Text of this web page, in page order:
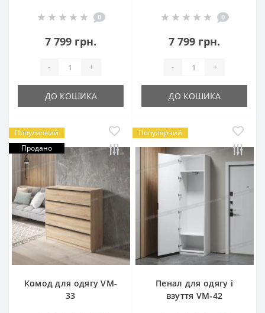
0
7 799 грн.
- +
ДО КОШИКА
0
7 799 грн.
- +
ДО КОШИКА
Популярний
Продано
Комод для одягу VM-
33
Популярний
Пенал для одягу і
взуття VM-42